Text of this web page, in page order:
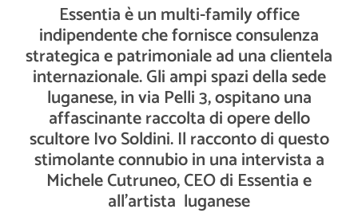
Essentia è un multi-family office
indipendente che fornisce consulenza
strategica e patrimoniale ad una clientela
internazionale. Gli ampi spazi della sede
luganese, in via Pelli 3, ospitano una
affascinante raccolta di opere dello
scultore Ivo Soldini. Il racconto di questo
stimolante connubio in una intervista a
Michele Cutruneo, CEO di Essentia e
all’artista luganese